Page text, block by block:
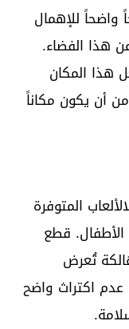
واضحاً للإهمال
هذا الفضاء.
هذا المكان
أن يكون مكاناً
المتوفرة
قطع
تُعرض
اكتراث واضح